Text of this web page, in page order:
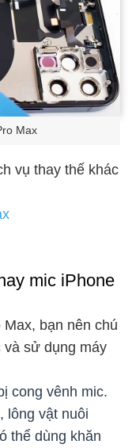
Max
vụ thay thế khác
mic iPhone
bạn nên chú
và sử dụng máy
cong vênh mic.
lông vật nuôi
thể dùng khăn